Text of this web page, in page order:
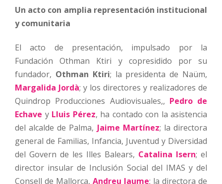
Un acto con amplia representación institucional
y comunitaria
El acto de presentación, impulsado por la
Fundación Othman Ktiri y copresidido por su
fundador, Othman Ktiri; la presidenta de Naüm,
Margalida Jordà; y los directores y realizadores de
Quindrop Producciones Audiovisuales,, Pedro de
Echave y Lluis Pérez, ha contado con la asistencia
del alcalde de Palma, Jaime Martínez; la directora
general de Familias, Infancia, Juventud y Diversidad
del Govern de les Illes Balears, Catalina Isern; el
director insular de Inclusión Social del IMAS y del
Consell de Mallorca, Andreu Jaume; la directora de